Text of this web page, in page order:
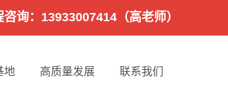
咨询：13933007414（高老师）
地 高质量发展 联系我们